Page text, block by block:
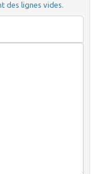
des lignes vides.